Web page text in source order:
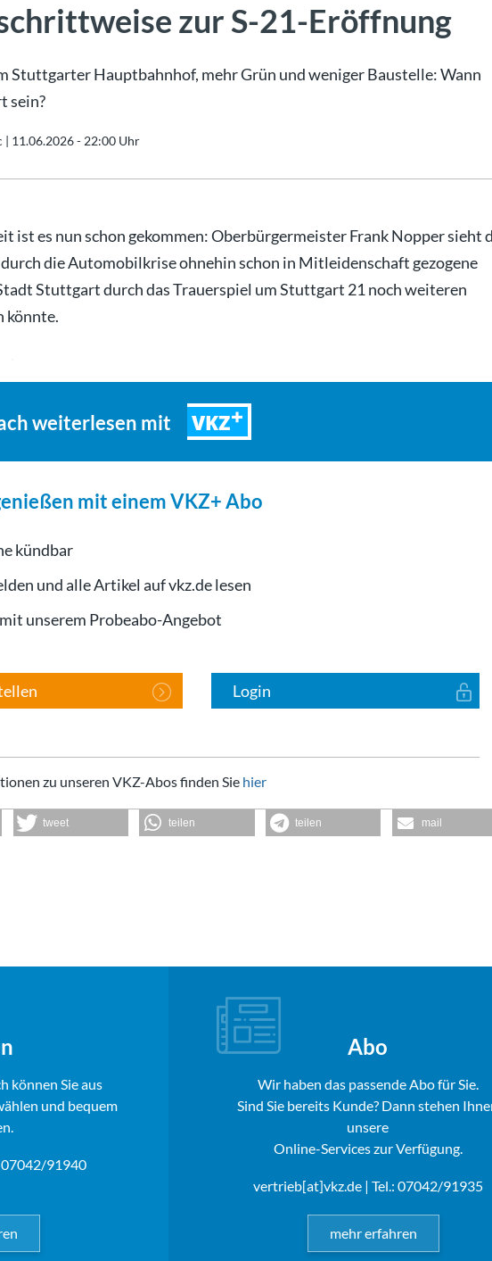
zur S-21-Eröffnung
Stuttgarter Hauptbahnhof, mehr Grün und weniger Baustelle: Wann
sein?
| 11.06.2026 - 22:00 Uhr
ist es nun schon gekommen: Oberbürgermeister Frank Nopper sieht
durch die Automobilkrise ohnehin schon in Mitleidenschaft gezogene
Stuttgart durch das Trauerspiel um Stuttgart 21 noch weiteren
könnte.
weiterlesen mit VKZ
mit einem VKZ+ Abo
kündbar
und alle Artikel auf vkz.de lesen
unserem Probeabo-Angebot
Login
zu unseren VKZ-Abos finden Sie hier
tweet teilen teilen mail
können Sie aus
und bequem
07042/91940
Abo
Wir haben das passende Abo für Sie.
Sind Sie bereits Kunde? Dann stehen
unsere
Online-Services zur Verfügung.
vertrieb[at]vkz.de| Tel.: 07042/91935
mehr erfahren